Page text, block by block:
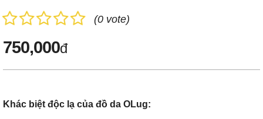
(0 vote)
750,000đ
Khác biệt độc lạ của đồ da OLug: